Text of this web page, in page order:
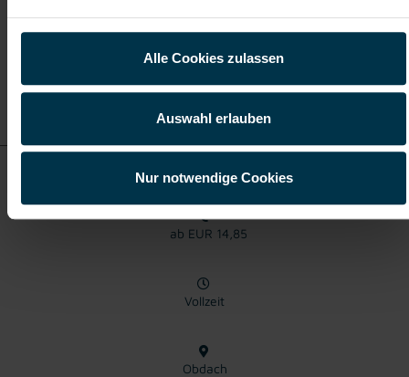
Alle Cookies zulassen
Auswahl erlauben
Nur notwendige Cookies
Details zu diesem Job
Produktionsmitarbeiter Obdach Vollzeit (m/w/d)
ab EUR 14,85
Vollzeit
Obdach